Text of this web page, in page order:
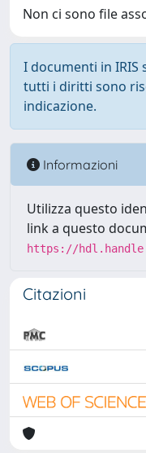
Non ci sono file
I documenti in
tutti i diritti sono
indicazione.
Informazioni
Utilizza questo
link a questo
https://
Citazioni